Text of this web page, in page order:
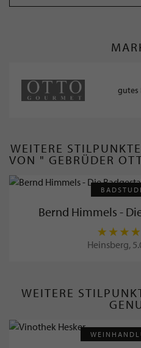
gutes
WEITERE
VON " GEBRÜDER
Bernd Himmels -
Heinsberg,
WEITERE